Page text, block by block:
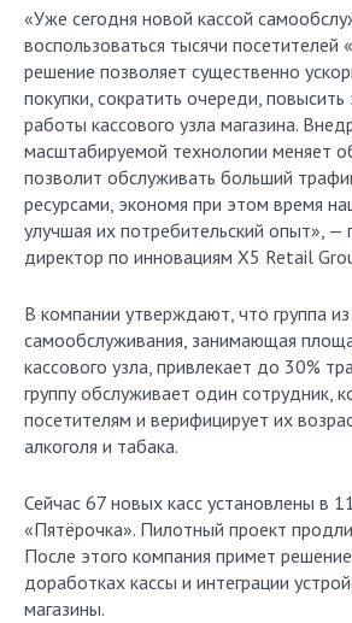
«Уже сегодня новой кассой
воспользоваться тысячи посетителей
решение позволяет существенно
покупки, сократить очереди,
работы кассового узла магазина.
масштабируемой технологии меняет
позволит обслуживать больший
ресурсами, экономя при этом время
улучшая их потребительский опыт»,
директор по инновациям X5 Retail
В компании утверждают, что группа
самообслуживания, занимающая
кассового узла, привлекает до 30%
группу обслуживает один сотрудник,
посетителям и верифицирует их
алкоголя и табака.
Сейчас 67 новых касс установлены в
«Пятёрочка». Пилотный проект
После этого компания примет
доработках кассы и интеграции
магазины.